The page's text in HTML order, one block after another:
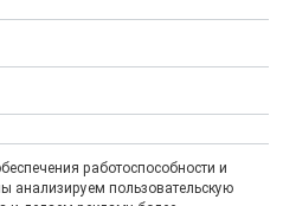
работоспособности и
анализируем пользовательскую